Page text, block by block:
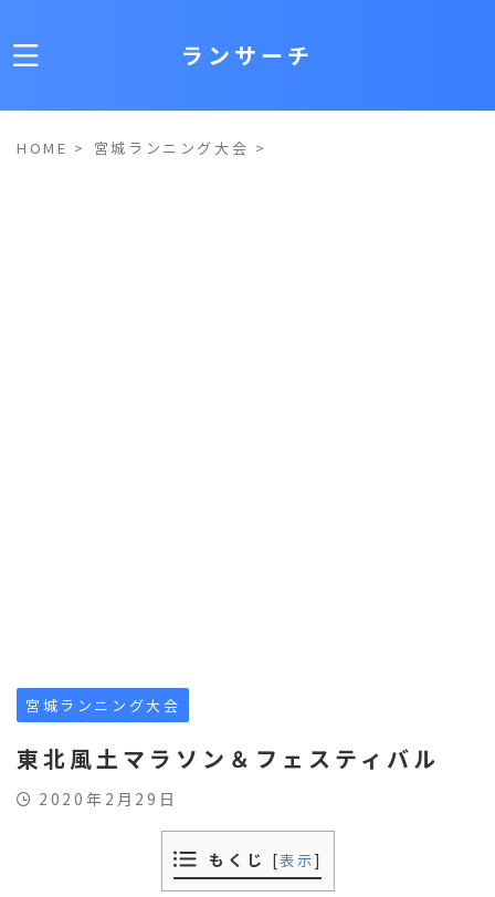
ランサーチ
HOME > 宮城ランニング大会 >
宮城ランニング大会
東北風土マラソン＆フェスティバル
2020年2月29日
もくじ [表示]